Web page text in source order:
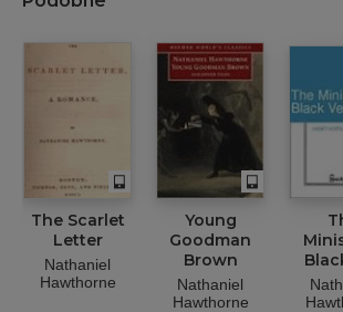
The Scarlet
Letter
Nathaniel
Hawthorne
Young
Goodman
Brown
Nathaniel
Hawthorne